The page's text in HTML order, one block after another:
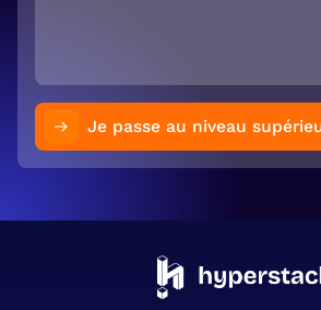
Je passe au niveau